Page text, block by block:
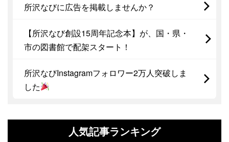
所沢なびに広告を掲載しませんか？
【所沢なび創設15周年記念本】が、国・県・
市の図書館で配架スタート！
所沢なびInstagramフォロワー2万人突破しま
した
人気記事ランキング